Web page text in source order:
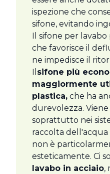
ispezione che
sifone, evitando
Il sifone per
che favorisce il
ne impedisce il
Il sifone più
maggiormente
plastica, che ha
durevolezza.
soprattutto nei
raccolta dell'acqua
non è
esteticamente. Ci
lavabo in acciaio,